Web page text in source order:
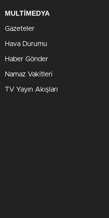
MULTİMEDYA
Gazeteler
Hava Durumu
Haber Gönder
Namaz Vakitleri
TV Yayın Akışları